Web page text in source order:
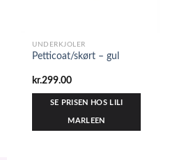
UNDERKJOLER
Petticoat/skørt – gul
kr.299.00
SE PRISEN HOS LILI
MARLEEN